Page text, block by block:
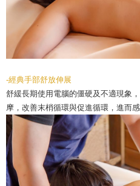
-經典手部舒放伸展
舒緩長期使用電腦的僵硬及不適現象
摩，改善末梢循環與促進循環，進而